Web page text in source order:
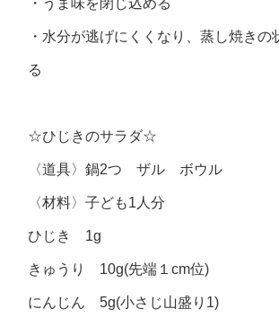
・うま味を閉じ込める
・水分が逃げにくくなり、蒸し焼きの
る
☆ひじきのサラダ☆
〈道具〉鍋2つ ザル ボウル
〈材料〉子ども1人分
ひじき 1g
きゅうり 10g(先端１cm位)
にんじん 5g(小さじ山盛り1)